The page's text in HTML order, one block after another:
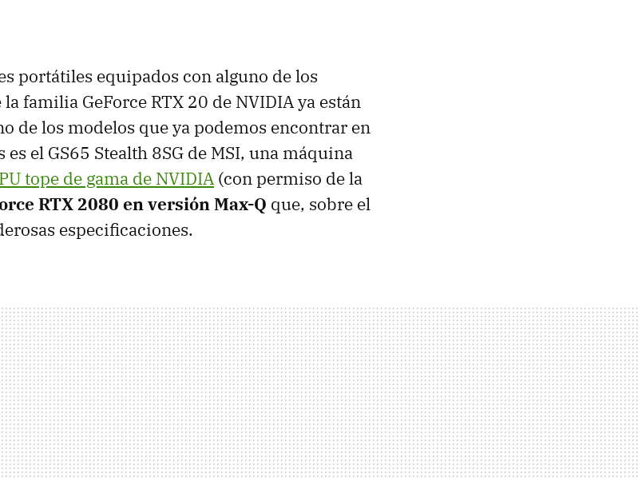
portátiles equipados con alguno de los
familia GeForce RTX 20 de NVIDIA ya están
de los modelos que ya podemos encontrar en
el GS65 Stealth 8SG de MSI, una máquina
tope de gama de NVIDIA (con permiso de la
RTX 2080 en versión Max-Q que, sobre el
especificaciones.